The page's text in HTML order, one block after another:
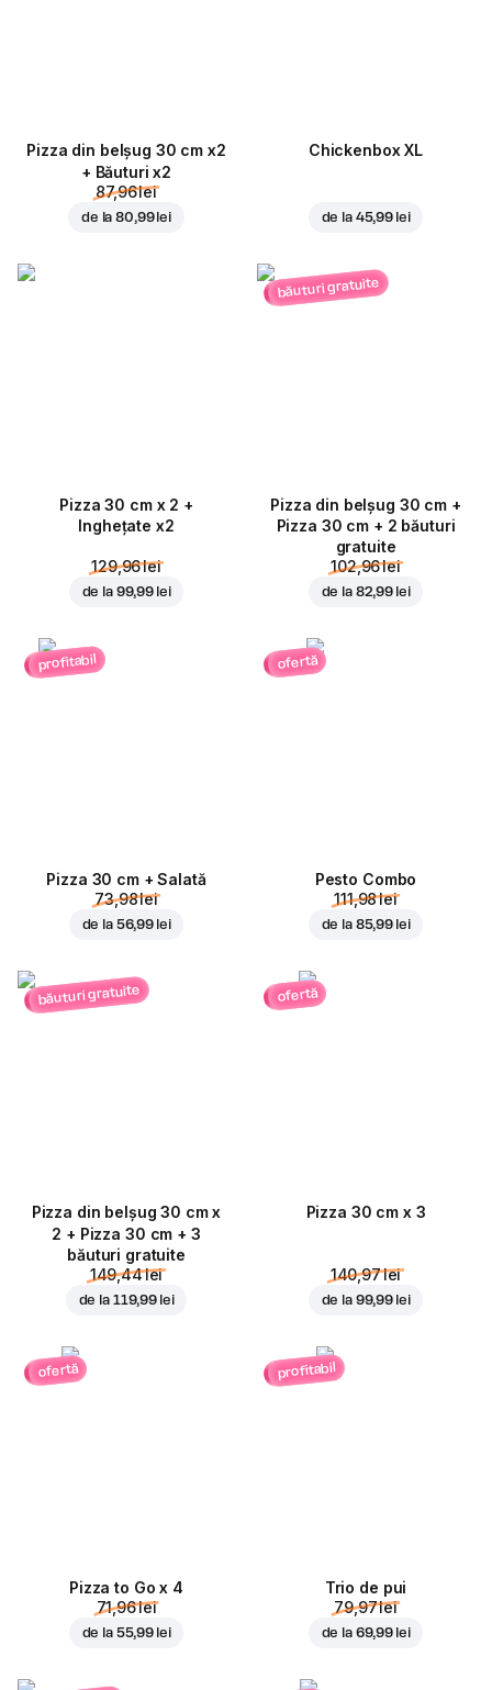
Pizza din belșug 30 cm x2
+ Băuturi x2
87,96 lei
de la80,99 lei
Chickenbox XL
de la 45,99 lei
Pizza 30 cm x 2 +
Inghețate x2
129,96 lei
de la 99,99 lei
băuturi gratuite
Pizza din belșug 30 cm +
Pizza 30 cm + 2 băuturi
gratuite
102,96 lei
de la 82,99 lei
profitabil
Pizza 30 cm + Salată
73,98 lei
de la 56,99 lei
ofertă
Pesto Combo
111,98 lei
de la 85,99 lei
băuturi gratuite
Pizza din belșug 30 cm x
2 + Pizza 30 cm + 3
băuturi gratuite
149,44 lei
de la 119,99 lei
ofertă
Pizza 30 cm x 3
140,97 lei
de la 99,99 lei
ofertă
Pizza to Go x 4
71,96 lei
de la 55,99 lei
profitabil
Trio de pui
79,97 lei
de la 69,99 lei